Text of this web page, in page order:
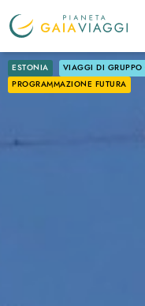
ESTONIA
VIAGGI DI GRUPPO
PROGRAMMAZIONE FUTURA